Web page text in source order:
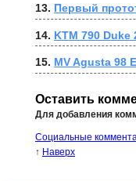
13. Первый
14. KTM 790 Duke
15. MV Agusta 98
Оставить
Для добавления
Социальные
↑ Наверх